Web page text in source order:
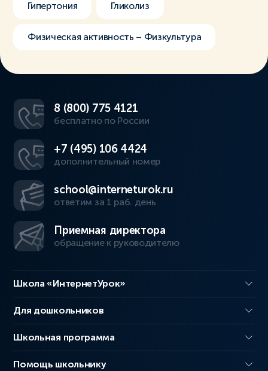
Гипертония Гликолиз
Физическая активность – Физкультура
8 (800) 775 4121
бесплатно по России
+7 (495) 106 4424
дополнительный номер
school@interneturok.ru
ответим за 1 раб. день
Приемная директора
обращение к руководителю
Школа «ИнтернетУрок»
Для дошкольников
Школьная программа
Помощь школьнику